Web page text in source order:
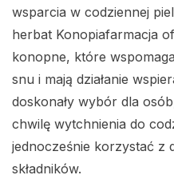
wsparcia w codziennej
herbat Konopiafarmacja
konopne, które
snu i mają działanie
doskonały wybór dla
chwilę wytchnienia do
jednocześnie korzystać z
składników.